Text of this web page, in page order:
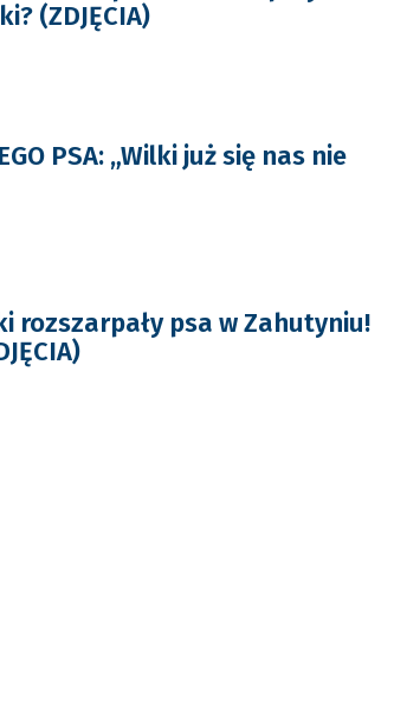
(ZDJĘCIA)
PSA: „Wilki już się nas nie
rozszarpały psa w Zahutyniu!